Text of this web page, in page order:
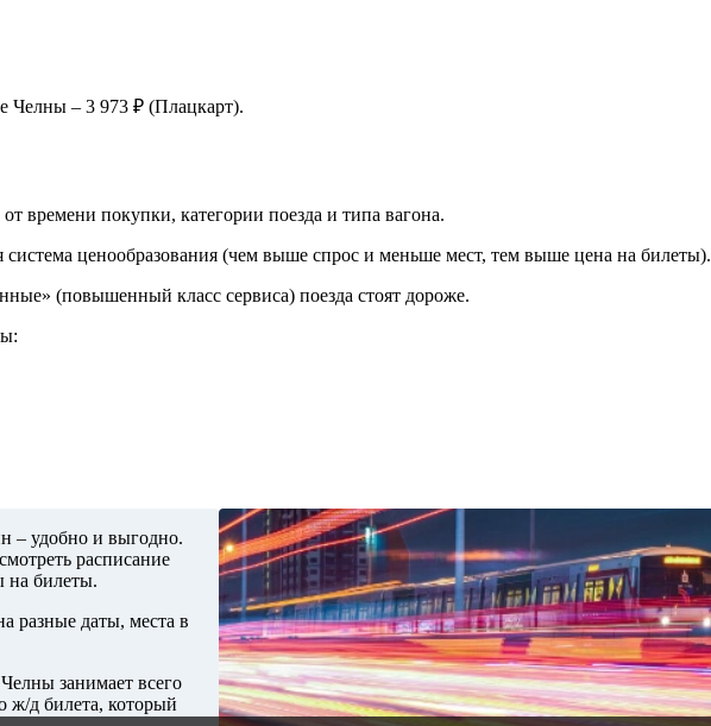
Челны – 3 973 ₽ (Плацкарт).
времени покупки, категории поезда и типа вагона.
ценообразования (чем выше спрос и меньше мест, тем выше цена на билеты).
(повышенный класс сервиса) поезда стоят дороже.
– удобно и выгодно.
расписание
на билеты.
разные даты, места в
занимает всего
ж/д билета, который